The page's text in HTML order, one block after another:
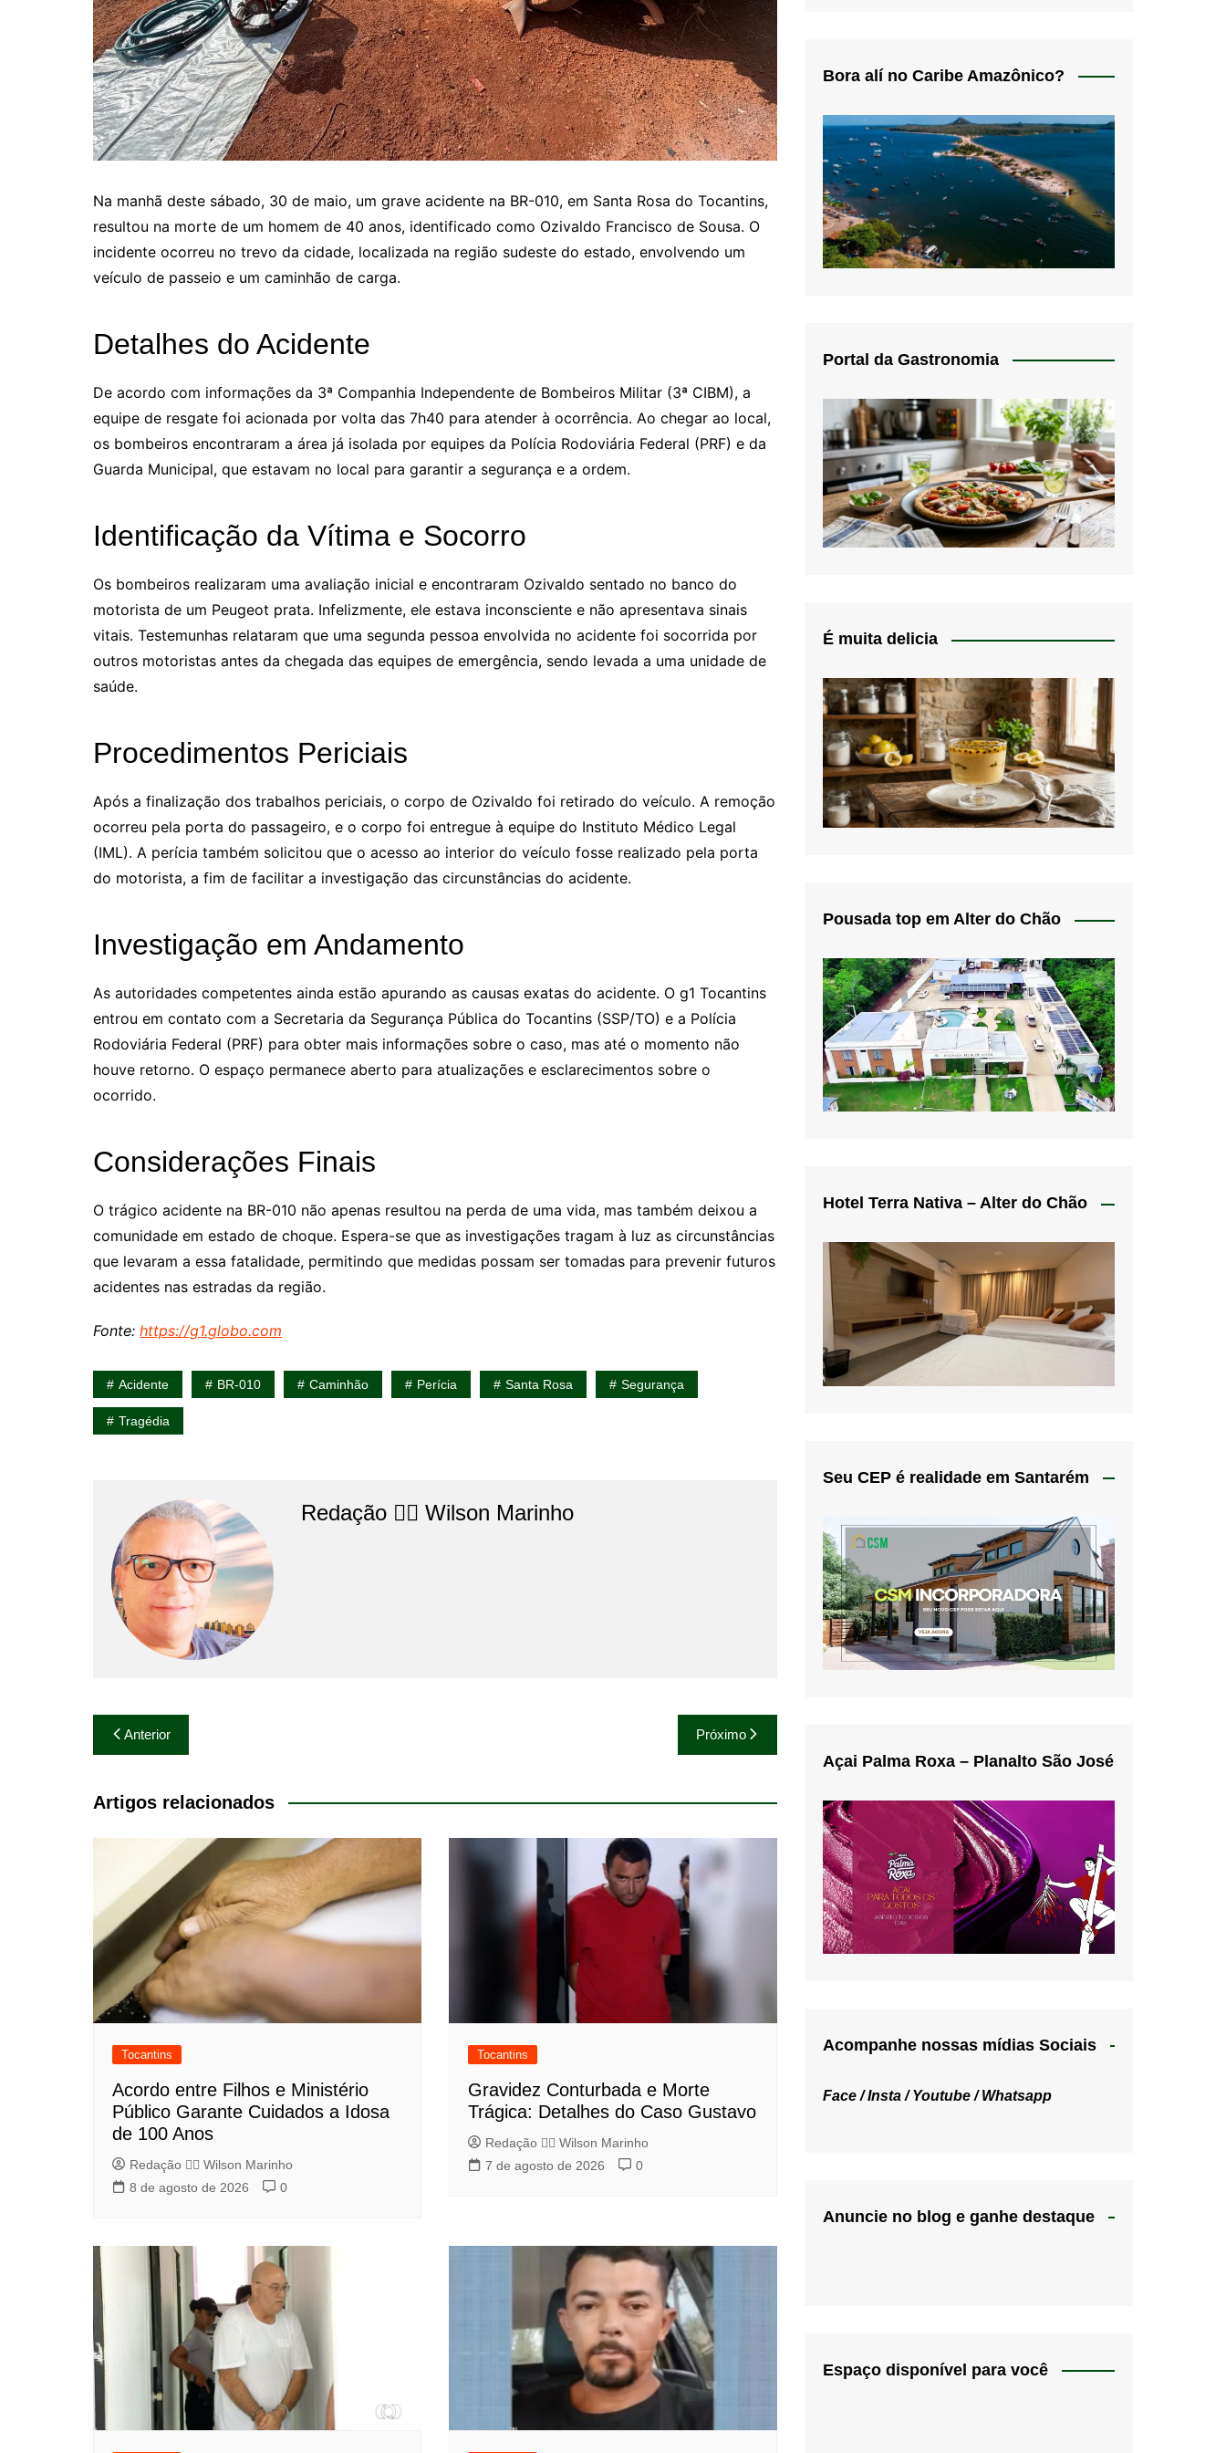
Na manhã deste sábado, 30 de maio, um grave acidente na BR-010, em Santa Rosa do Tocantins,
resultou na morte de um homem de 40 anos, identificado como Ozivaldo Francisco de Sousa. O
incidente ocorreu no trevo da cidade, localizada na região sudeste do estado, envolvendo um
veículo de passeio e um caminhão de carga.
Detalhes do Acidente
De acordo com informações da 3ª Companhia Independente de Bombeiros Militar (3ª CIBM), a
equipe de resgate foi acionada por volta das 7h40 para atender à ocorrência. Ao chegar ao local,
os bombeiros encontraram a área já isolada por equipes da Polícia Rodoviária Federal (PRF) e da
Guarda Municipal, que estavam no local para garantir a segurança e a ordem.
Identificação da Vítima e Socorro
Os bombeiros realizaram uma avaliação inicial e encontraram Ozivaldo sentado no banco do
motorista de um Peugeot prata. Infelizmente, ele estava inconsciente e não apresentava sinais
vitais. Testemunhas relataram que uma segunda pessoa envolvida no acidente foi socorrida por
outros motoristas antes da chegada das equipes de emergência, sendo levada a uma unidade de
saúde.
Procedimentos Periciais
Após a finalização dos trabalhos periciais, o corpo de Ozivaldo foi retirado do veículo. A remoção
ocorreu pela porta do passageiro, e o corpo foi entregue à equipe do Instituto Médico Legal
(IML). A perícia também solicitou que o acesso ao interior do veículo fosse realizado pela porta
do motorista, a fim de facilitar a investigação das circunstâncias do acidente.
Investigação em Andamento
As autoridades competentes ainda estão apurando as causas exatas do acidente. O g1 Tocantins
entrou em contato com a Secretaria da Segurança Pública do Tocantins (SSP/TO) e a Polícia
Rodoviária Federal (PRF) para obter mais informações sobre o caso, mas até o momento não
houve retorno. O espaço permanece aberto para atualizações e esclarecimentos sobre o
ocorrido.
Considerações Finais
O trágico acidente na BR-010 não apenas resultou na perda de uma vida, mas também deixou a
comunidade em estado de choque. Espera-se que as investigações tragam à luz as circunstâncias
que levaram a essa fatalidade, permitindo que medidas possam ser tomadas para prevenir futuros
acidentes nas estradas da região.
Fonte: https://g1.globo.com
Acidente BR-010 Caminhão Perícia Santa Rosa Segurança
Tragédia
Redação 👨‍⚖️​ Wilson Marinho
Navegação
de
Post
Anterior Próximo
Artigos relacionados
Tocantins
Acordo entre Filhos e Ministério
Público Garante Cuidados a Idosa
de 100 Anos
Redação 👨‍⚖️​ Wilson Marinho
8 de agosto de 2026
0
Tocantins
Gravidez Conturbada e Morte
Trágica: Detalhes do Caso Gustavo
Redação 👨‍⚖️​ Wilson Marinho
7 de agosto de 2026
0
Bora alí no Caribe Amazônico?
Portal da Gastronomia
É muita delicia
Pousada top em Alter do Chão
Hotel Terra Nativa – Alter do Chão
Seu CEP é realidade em Santarém
Açai Palma Roxa – Planalto São José
Acompanhe nossas mídias Sociais
Face /Insta /Youtube /Whatsapp
Anuncie no blog e ganhe destaque
Espaço disponível para você